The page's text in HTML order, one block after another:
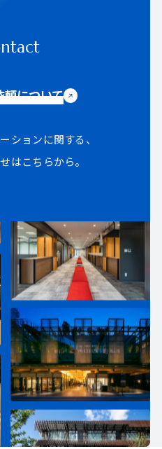
頼について
ションに関する、
はこちらから。